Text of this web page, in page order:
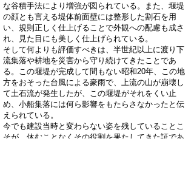
な谷積手法により増強が図られている。また、堰堤
の顔とも言える堤体前面壁には整形した割石を用
い、規則正しく仕上げることで外観への配慮も成さ
れ、見た目にも美しく仕上げられている。
そして何よりも評価すべきは、半世紀以上に渡り下
流集落や耕地を災害から守り続けてきたことであ
る。この堰堤が完成して間もない昭和20年、この地
方をおそった台風による豪雨で、上流の山が崩壊し
て土石流が発生したが、この堰堤がそれをくい止
め、小船集落には何ら影響をもたらさなかったと伝
えられている。
今でも建設当時と変わらない姿を残していることこ
そが、休むことなくその役割を果たしてきた証であ